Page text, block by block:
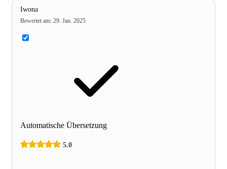
Iwona
Bewertet am: 29. Jan. 2025
Automatische Übersetzung
5.0